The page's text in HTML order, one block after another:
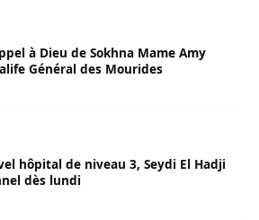
à Dieu de Sokhna Mame Amy
Général des Mourides
hôpital de niveau 3, Seydi El Hadji
dès lundi